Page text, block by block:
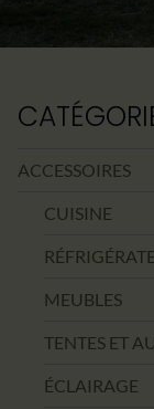
ACCESSOIRES
CUISINE
MEUBLES
TENTES ET
ÉCLAIRAGE